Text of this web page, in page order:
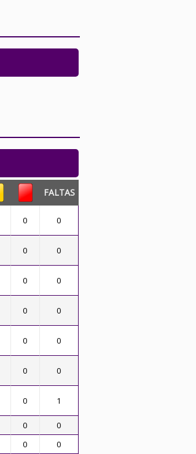
FALTAS
0 0
0 0
0 0
0 0
0 0
0 0
0 1
0
0
0 0